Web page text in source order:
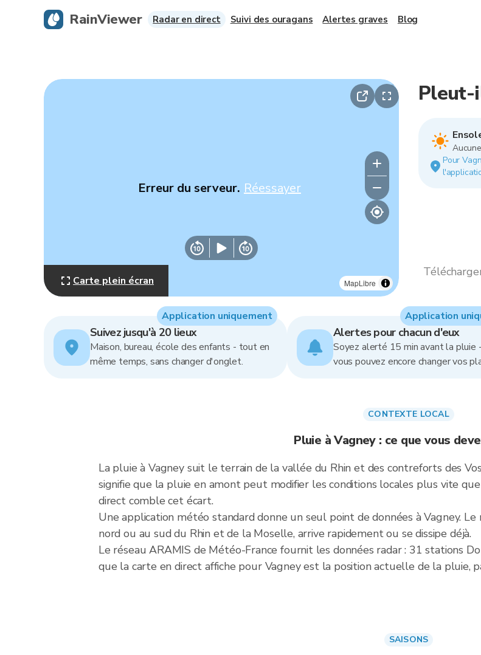
MapLibre
Erreur du serveur. Réessayer
Carte plein écran
Pleut-
Pour
Suivez jusqu'à 20 lieux
Maison, bureau, école des enfants - tout en
même temps, sans changer d'onglet.
Application uniquement
Alertes pour chacun d'eux
Soyez alerté 15 min avant la pluie
vous pouvez encore changer vos
Application
CONTEXTE LOCAL
Pluie à Vagney : ce que vous
La pluie à Vagney suit le terrain de la vallée du Rhin et des contreforts des
signifie que la pluie en amont peut modifier les conditions locales plus vite
direct comble cet écart.
Une application météo standard donne un seul point de données à Vagney.
nord ou au sud du Rhin et de la Moselle, arrive rapidement ou se dissipe déjà.
Le réseau ARAMIS de Météo-France fournit les données radar : 31 stations
que la carte en direct affiche pour Vagney est la position actuelle de la pluie,
SAISONS
RainViewer Radar en direct Suivi des ouragans Alertes graves Blog